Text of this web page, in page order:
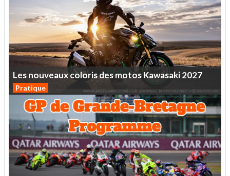
LesnouveauxcolorisdesmotosKawasaki2027
Pratique